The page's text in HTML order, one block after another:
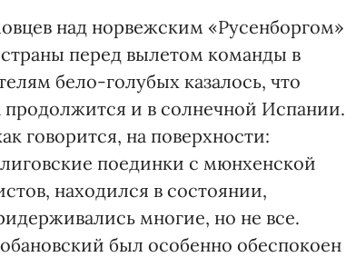
над норвежским «Русенборгом»
перед вылетом команды в
бело-голубых казалось, что
и в солнечной Испании.
говорится, на поверхности:
поединки с мюнхенской
находился в состоянии,
многие, но не все.
был особенно обеспокоен